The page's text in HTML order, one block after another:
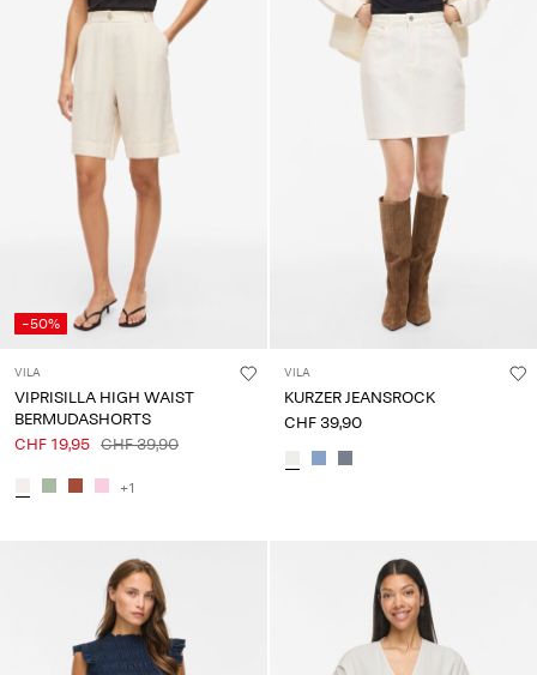
-50%
VILA
VIPRISILLA HIGH WAIST
BERMUDASHORTS
CHF 19,95 CHF 39,90
+1
VILA
KURZER JEANSROCK
CHF 39,90